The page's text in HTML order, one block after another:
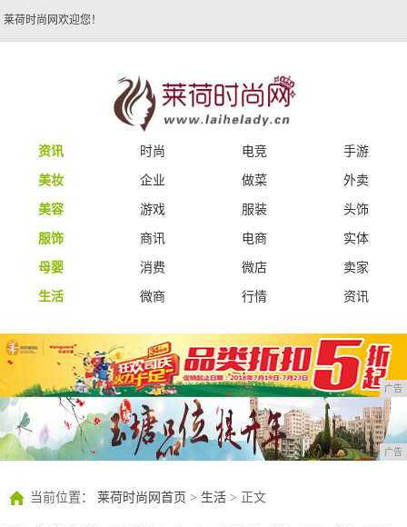
莱荷时尚网欢迎您！
资讯 时尚 电竞
手游
美妆
企业 做菜
外卖
美容
游戏 服装
头饰
服饰
商讯 电商
实体
母婴
消费 微店
卖家
生活
微商 行情 资讯
广告
广告
当前位置： 莱荷时尚网首页 > 生活 > 正文